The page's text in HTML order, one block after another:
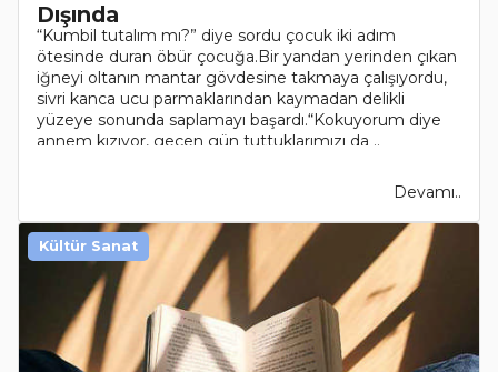
Dışında
“Kumbil tutalım mı?” diye sordu çocuk iki adım
ötesinde duran öbür çocuğa.Bir yandan yerinden çıkan
iğneyi oltanın mantar gövdesine takmaya çalışıyordu,
sivri kanca ucu parmaklarından kaymadan delikli
yüzeye sonunda saplamayı başardı.“Kokuyorum diye
annem kızıyor, geçen gün tuttuklarımızı da ..
Devamı..
Kültür Sanat